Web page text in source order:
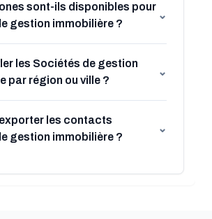
sont-ils disponibles pour
gestion immobilière ?
⌄
les Sociétés de gestion
par région ou ville ?
⌄
les contacts
gestion immobilière ?
⌄